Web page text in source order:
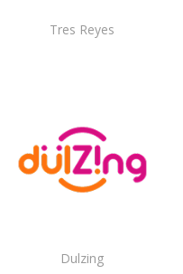
Tres Reyes
Dulzing